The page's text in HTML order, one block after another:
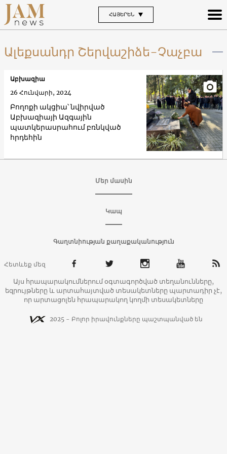
ՀԱՅԵՐԵՆ
Ալեքսանդր Շերվաշիձե-Չաչբա
Բողոքի ակցիա՝ նվիրված
Աբխազիայի Ազգային
պատկերասրահում բռնկված
հրդեհին
Աբխազիա
26 Հունվարի, 2024
Մեր մասին
Կապ
Գաղտնիության քաղաքականություն
Հետևեք մեզ
Այս հրապարակումներում օգտագործված տեղանունները,
եզրույթները և արտահայտված տեսակետները պարտադիր չէ,
որ արտացոլեն հրապարակող կողմի տեսակետները
2025 - Բոլոր իրավունքները պաշտպանված են